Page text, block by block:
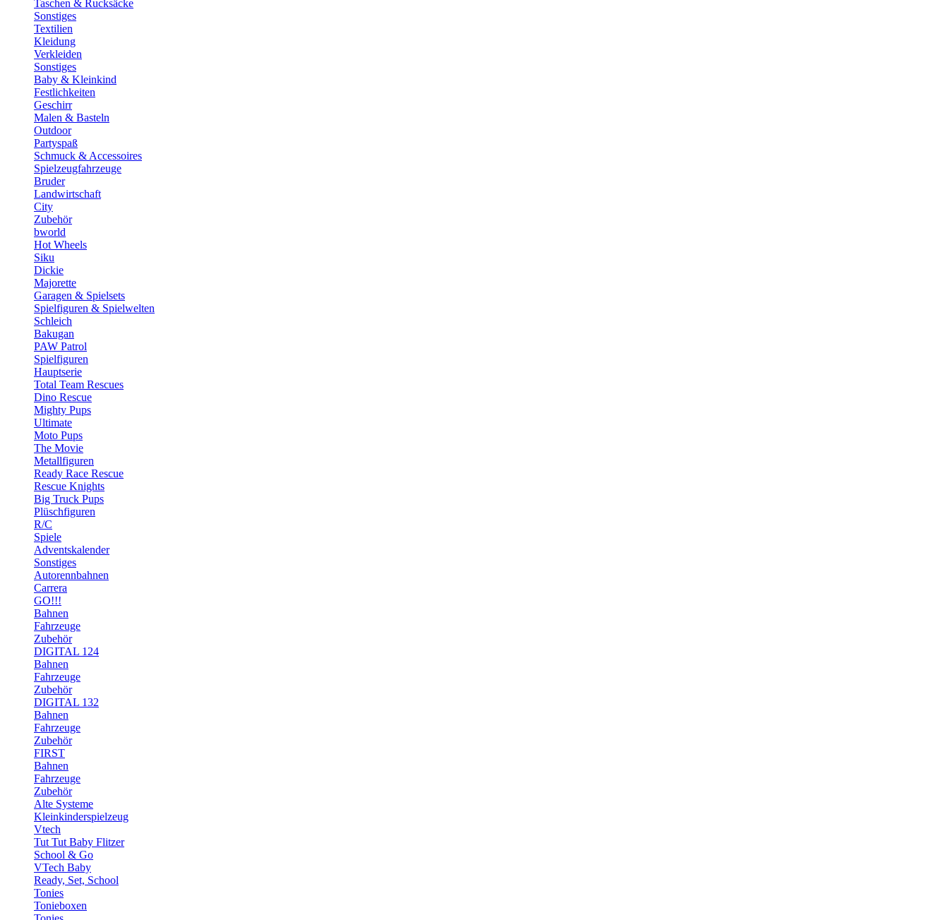
Taschen & Rucksäcke
Sonstiges
Textilien
Kleidung
Verkleiden
Sonstiges
Baby & Kleinkind
Festlichkeiten
Geschirr
Malen & Basteln
Outdoor
Partyspaß
Schmuck & Accessoires
Spielzeugfahrzeuge
Bruder
Landwirtschaft
City
Zubehör
bworld
Hot Wheels
Siku
Dickie
Majorette
Garagen & Spielsets
Spielfiguren & Spielwelten
Schleich
Bakugan
PAW Patrol
Spielfiguren
Hauptserie
Total Team Rescues
Dino Rescue
Mighty Pups
Ultimate
Moto Pups
The Movie
Metallfiguren
Ready Race Rescue
Rescue Knights
Big Truck Pups
Plüschfiguren
R/C
Spiele
Adventskalender
Sonstiges
Autorennbahnen
Carrera
GO!!!
Bahnen
Fahrzeuge
Zubehör
DIGITAL 124
Bahnen
Fahrzeuge
Zubehör
DIGITAL 132
Bahnen
Fahrzeuge
Zubehör
FIRST
Bahnen
Fahrzeuge
Zubehör
Alte Systeme
Kleinkinderspielzeug
Vtech
Tut Tut Baby Flitzer
School & Go
VTech Baby
Ready, Set, School
Tonies
Tonieboxen